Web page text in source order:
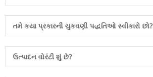
તમે કયા પ્રકારની ચુકવણી પદ્ધતિઓ સ્વીકારો છો?
ઉત્પાદન વોરંટી શું છે?